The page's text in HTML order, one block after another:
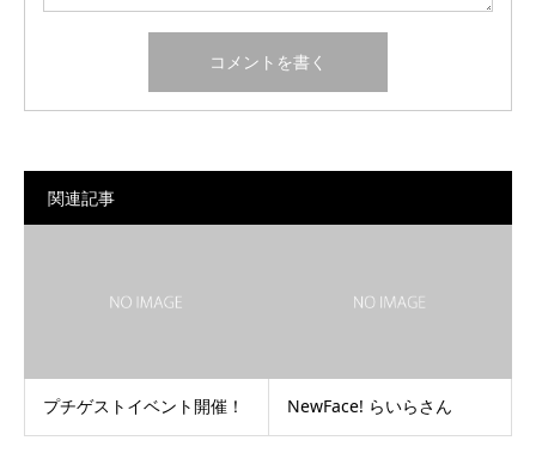
関連記事
プチゲストイベント開催！ NewFace! らいらさん